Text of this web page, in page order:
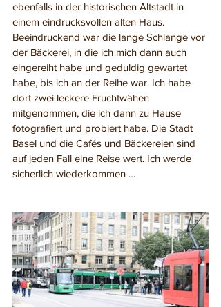
ebenfalls in der historischen Altstadt in
einem eindrucksvollen alten Haus.
Beeindruckend war die lange Schlange vor
der Bäckerei, in die ich mich dann auch
eingereiht habe und geduldig gewartet
habe, bis ich an der Reihe war. Ich habe
dort zwei leckere Fruchtwähen
mitgenommen, die ich dann zu Hause
fotografiert und probiert habe. Die Stadt
Basel und die Cafés und Bäckereien sind
auf jeden Fall eine Reise wert. Ich werde
sicherlich wiederkommen …